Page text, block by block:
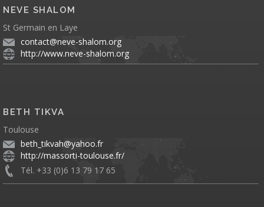
NEVE SHALOM
St Germain en Laye
contact@neve-shalom.org
http://www.neve-shalom.org
BETH TIKVA
Toulouse
beth_tikvah@yahoo.fr
http://massorti-toulouse.fr/
Tél. +33 (0)6 13 79 17 65